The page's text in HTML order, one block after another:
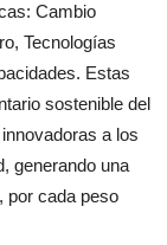
Cambio
Tecnologías
Estas
sostenible del
a los
generando una
por cada peso